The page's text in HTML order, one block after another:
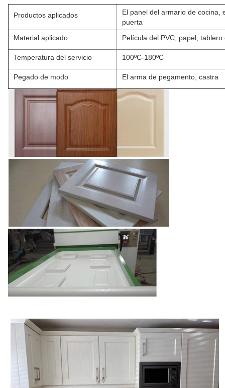
Productos aplicados
El panel del armario de cocina,
puerta
Material aplicado
Película del PVC, papel,
Temperatura del servicio 100ºC-180ºC
Pegado de modo El arma de pegamento, castra